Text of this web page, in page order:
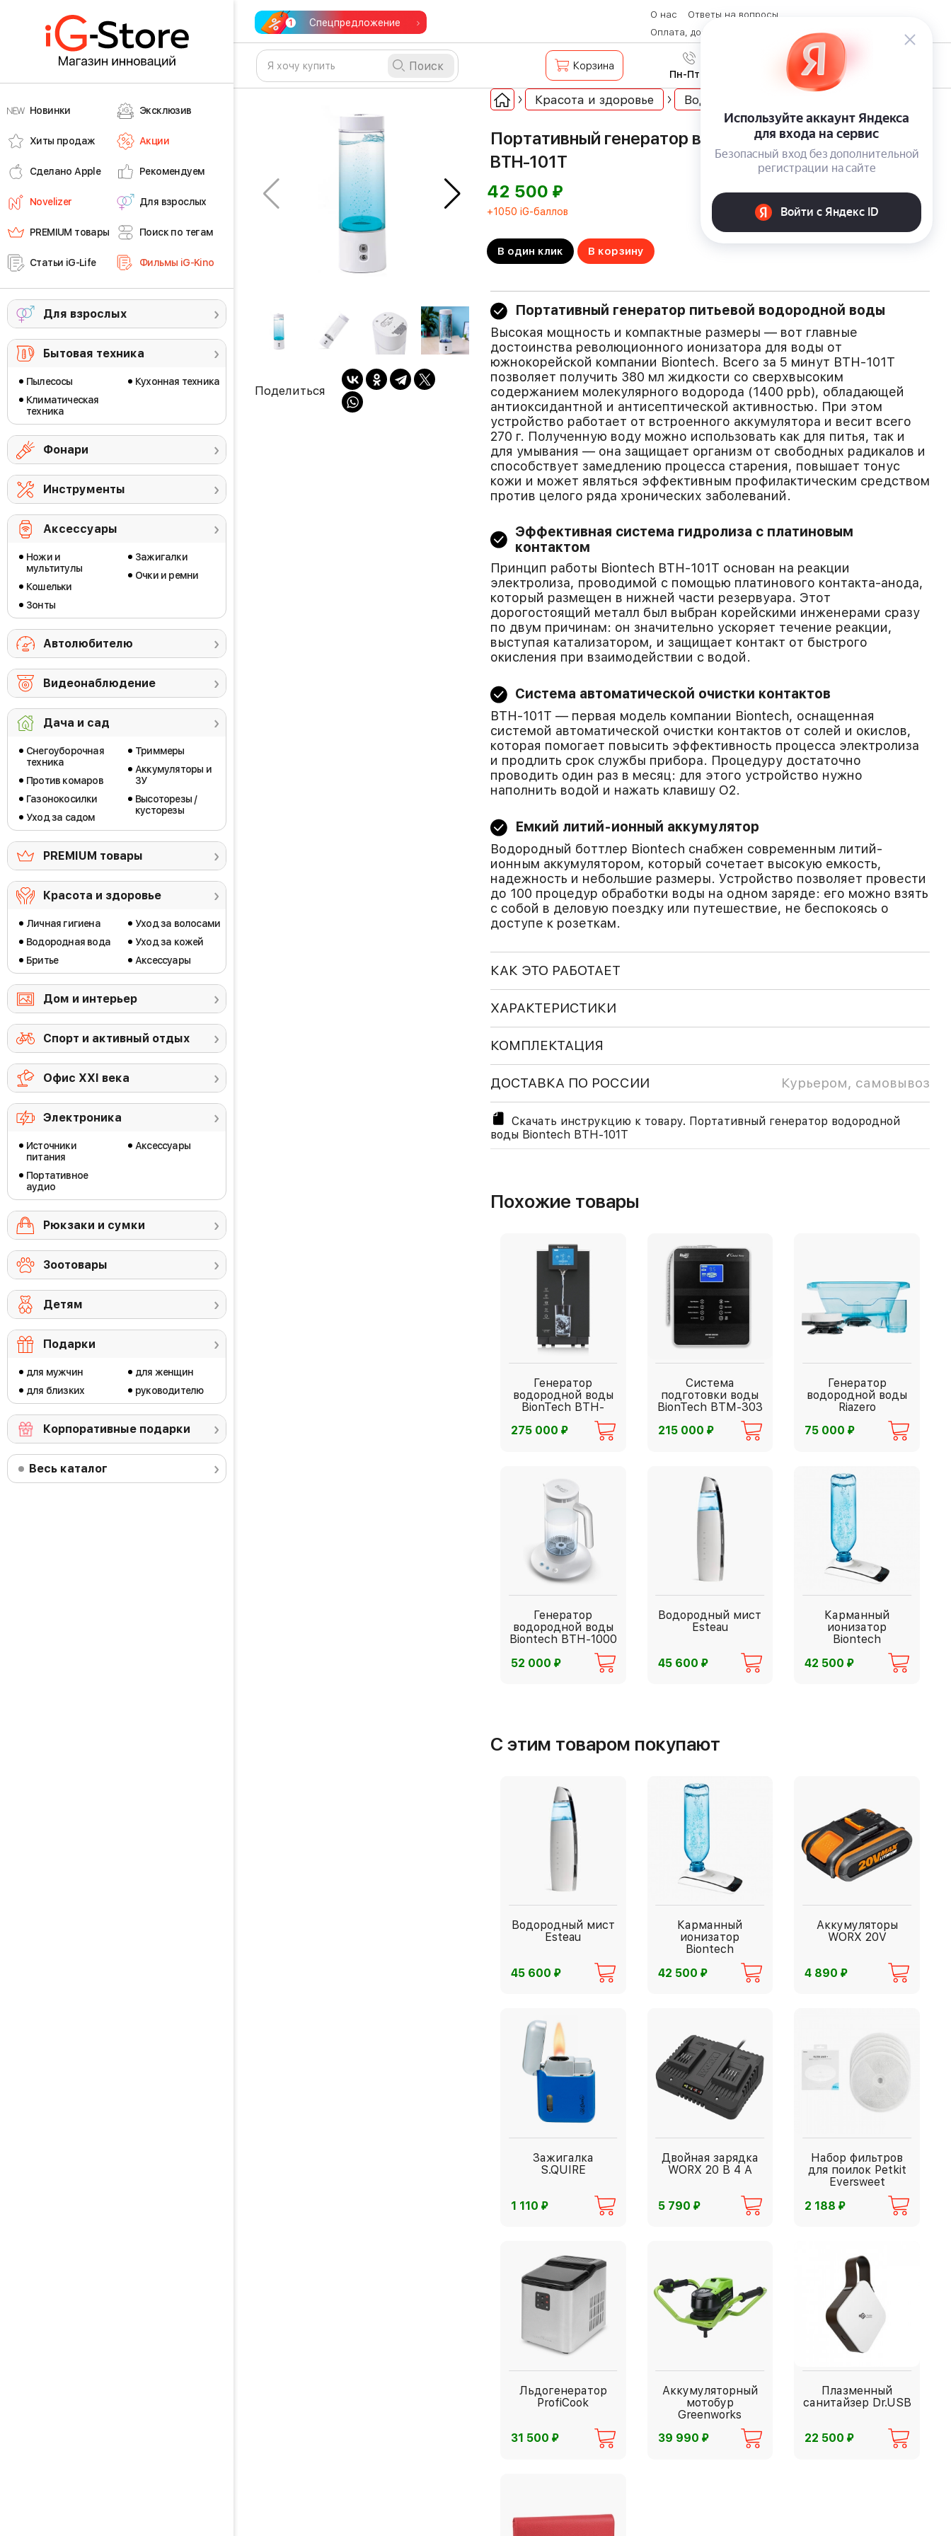
Новинки Эксклюзив
Хиты продаж Акции
Сделано Apple Рекомендуем
Novelizer Для взрослых
PREMIUM товары Поиск по тегам
Статьи iG-Life Фильмы iG-Kino
Для взрослых
Бытовая техника
Пылесосы
Климатическая
техника
Кухонная техника
Фонари
Инструменты
Аксессуары
Ножи и
мультитулы
Кошельки
Зонты
Зажигалки
Очки и ремни
Автолюбителю
Видеонаблюдение
Дача и сад
Снегоуборочная
техника
Против комаров
Газонокосилки
Уход за садом
Триммеры
Аккумуляторы и
ЗУ
Высоторезы /
кусторезы
PREMIUM товары
Красота и здоровье
Личная гигиена
Водородная вода
Бритье
Уход за волосами
Уход за кожей
Аксессуары
Дом и интерьер
Спорт и активный отдых
Офис ХХI века
Электроника
Источники
питания
Портативное
аудио
Аксессуары
Рюкзаки и сумки
Зоотовары
Детям
Подарки
для мужчин
для близких
для женщин
руководителю
Корпоративные подарки
Весь каталог
Спецпредложение
О нас
Ответы на вопросы
Оплата, доставка и возврат товара
Контакты
Поиск Корзина 8 (800) 600-28-07
Пн-Пт с 9:00 до 19:00
Поделиться
Красота и здоровье Водородная вода
Портативный генератор водородной воды Biontech
BTH-101T
42 500 ⃏
+1050 iG-баллов
В один клик В корзину
Портативный генератор питьевой водородной воды
Высокая мощность и компактные размеры — вот главные
достоинства революционного ионизатора для воды от
южнокорейской компании Biontech. Всего за 5 минут BTH-101T
позволяет получить 380 мл жидкости со сверхвысоким
содержанием молекулярного водорода (1400 ppb), обладающей
антиоксидантной и антисептической активностью. При этом
устройство работает от встроенного аккумулятора и весит всего
270 г. Полученную воду можно использовать как для питья, так и
для умывания — она защищает организм от свободных радикалов и
способствует замедлению процесса старения, повышает тонус
кожи и может являться эффективным профилактическим средством
против целого ряда хронических заболеваний.
Эффективная система гидролиза с платиновым
контактом
Принцип работы Biontech BTH-101T основан на реакции
электролиза, проводимой с помощью платинового контакта-анода,
который размещен в нижней части резервуара. Этот
дорогостоящий металл был выбран корейскими инженерами сразу
по двум причинам: он значительно ускоряет течение реакции,
выступая катализатором, и защищает контакт от быстрого
окисления при взаимодействии с водой.
Система автоматической очистки контактов
BTH-101T — первая модель компании Biontech, оснащенная
системой автоматической очистки контактов от солей и окислов,
которая помогает повысить эффективность процесса электролиза
и продлить срок службы прибора. Процедуру достаточно
проводить один раз в месяц: для этого устройство нужно
наполнить водой и нажать клавишу O2.
Емкий литий-ионный аккумулятор
Водородный боттлер Biontech снабжен современным литий-
ионным аккумулятором, который сочетает высокую емкость,
надежность и небольшие размеры. Устройство позволяет провести
до 100 процедур обработки воды на одном заряде: его можно взять
с собой в деловую поездку или путешествие, не беспокоясь о
доступе к розеткам.
КАК ЭТО РАБОТАЕТ
ХАРАКТЕРИСТИКИ
КОМПЛЕКТАЦИЯ
ДОСТАВКА ПО РОССИИ Курьером, самовывоз
Скачать инструкцию к товару. Портативный генератор водородной
воды Biontech BTH-101T
Похожие товары
Генератор
водородной воды
BionTech BTH-
275 000 ⃏
Система
подготовки воды
BionTech BTM-303
215 000 ⃏
Генератор
водородной воды
Riazero
75 000⃏
Генератор
водородной воды
Biontech BTH-1000
52 000 ⃏
Водородный мист
Esteau
45 600 ⃏
Карманный
ионизатор
Biontech
42 500⃏
С этим товаром покупают
Водородный мист
Esteau
45 600 ⃏
Карманный
ионизатор
Biontech
42 500 ⃏
Аккумуляторы
WORX 20V
4 890⃏
Зажигалка
S.QUIRE
1 110 ⃏
Двойная зарядка
WORX 20 В 4 А
5 790 ⃏
Набор фильтров
для поилок Petkit
Eversweet
2 188⃏
Льдогенератор
ProfiCook
31 500 ⃏
Аккумуляторный
мотобур
Greenworks
39 990 ⃏
Плазменный
санитайзер Dr.USB
22 500⃏